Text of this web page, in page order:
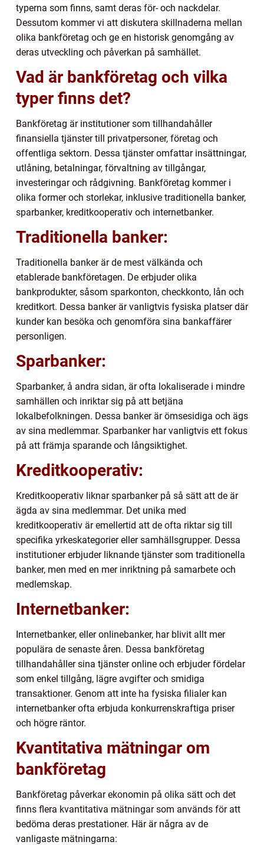
typerna som finns, samt deras för- och nackdelar.
Dessutom kommer vi att diskutera skillnaderna mellan
olika bankföretag och ge en historisk genomgång av
deras utveckling och påverkan på samhället.
Vad är bankföretag och vilka
typer finns det?
Bankföretag är institutioner som tillhandahåller
finansiella tjänster till privatpersoner, företag och
offentliga sektorn. Dessa tjänster omfattar insättningar,
utlåning, betalningar, förvaltning av tillgångar,
investeringar och rådgivning. Bankföretag kommer i
olika former och storlekar, inklusive traditionella banker,
sparbanker, kreditkooperativ och internetbanker.
Traditionella banker:
Traditionella banker är de mest välkända och
etablerade bankföretagen. De erbjuder olika
bankprodukter, såsom sparkonton, checkkonto, lån och
kreditkort. Dessa banker är vanligtvis fysiska platser där
kunder kan besöka och genomföra sina bankaffärer
personligen.
Sparbanker:
Sparbanker, å andra sidan, är ofta lokaliserade i mindre
samhällen och inriktar sig på att betjäna
lokalbefolkningen. Dessa banker är ömsesidiga och ägs
av sina medlemmar. Sparbanker har vanligtvis ett fokus
på att främja sparande och långsiktighet.
Kreditkooperativ:
Kreditkooperativ liknar sparbanker på så sätt att de är
ägda av sina medlemmar. Det unika med
kreditkooperativ är emellertid att de ofta riktar sig till
specifika yrkeskategorier eller samhällsgrupper. Dessa
institutioner erbjuder liknande tjänster som traditionella
banker, men med en mer inriktning på samarbete och
medlemskap.
Internetbanker:
Internetbanker, eller onlinebanker, har blivit allt mer
populära de senaste åren. Dessa bankföretag
tillhandahåller sina tjänster online och erbjuder fördelar
som enkel tillgång, lägre avgifter och smidiga
transaktioner. Genom att inte ha fysiska filialer kan
internetbanker ofta erbjuda konkurrenskraftiga priser
och högre räntor.
Kvantitativa mätningar om
bankföretag
Bankföretag påverkar ekonomin på olika sätt och det
finns flera kvantitativa mätningar som används för att
bedöma deras prestationer. Här är några av de
vanligaste mätningarna: